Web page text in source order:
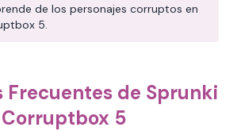
de los personajes corruptos en
5.
Frecuentes de Sprunki
Corruptbox 5